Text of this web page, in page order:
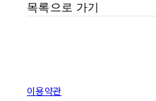
목록으로 가기
이용약관